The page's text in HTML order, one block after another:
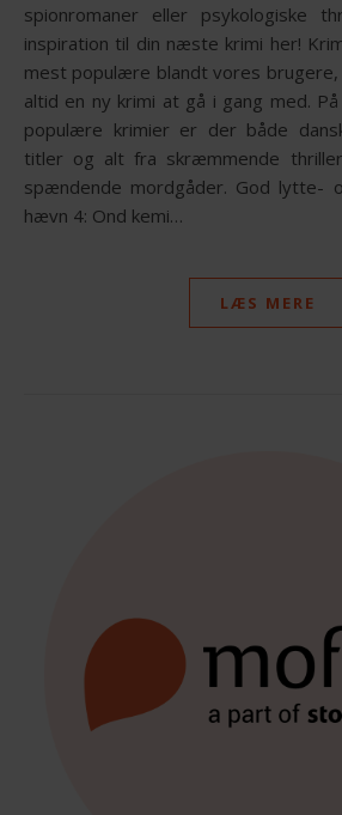
spionromaner eller psykologiske
inspiration til din næste krimi her!
mest populære blandt vores
altid en ny krimi at gå i gang med.
populære krimier er der både
titler og alt fra skræmmende
spændende mordgåder. God lytte-
hævn 4: Ond kemi…
LÆS MERE